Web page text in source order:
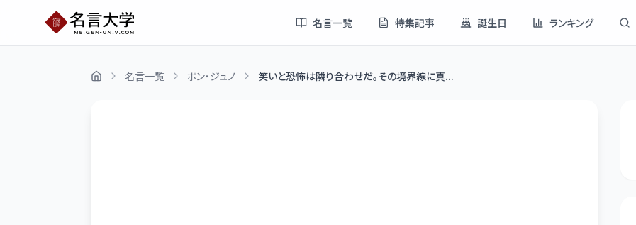
名言一覧 特集記事 誕生日 ランキング
名言一覧 ポン・ジュノ 笑いと恐怖は隣り合わせだ。その境界線に真...